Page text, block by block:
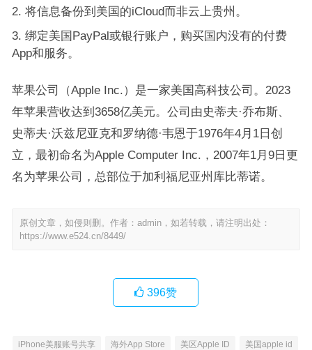
将信息备份到美国的iCloud而非云上贵州。
绑定美国PayPal或银行账户，购买国内没有的付费
App和服务。
苹果公司（Apple Inc.）是一家美国高科技公司。2023
年苹果营收达到3658亿美元。公司由史蒂夫·乔布斯、
史蒂夫·沃兹尼亚克和罗纳德·韦恩于1976年4月1日创
立，最初命名为Apple Computer Inc.，2007年1月9日更
名为苹果公司，总部位于加利福尼亚州库比蒂诺。
原创文章，如侵则删。作者：admin，如若转载，请注明出处：
https://www.e524.cn/8449/
396赞
iPhone美服账号共享 海外App Store 美区Apple ID 美国apple id